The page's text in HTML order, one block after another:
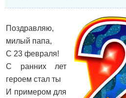
Поздравляю,
милый папа,
С 23 февраля!
С ранних лет
героем стал ты
И примером для